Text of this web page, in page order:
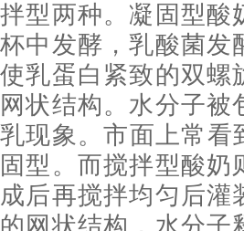
拌型两种。凝固型酸
杯中发酵，乳酸菌发
使乳蛋白紧致的双螺
网状结构。水分子
乳现象。市面上常看
固型。而搅拌型酸
成后再搅拌均匀后灌
的网状结构，水分子